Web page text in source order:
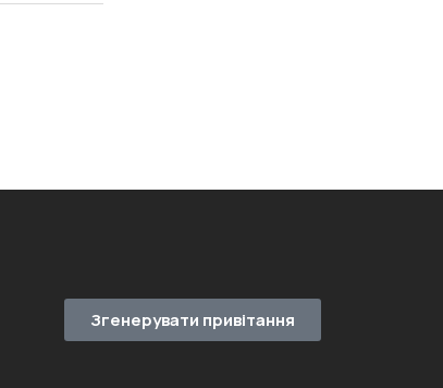
Згенерувати привітання